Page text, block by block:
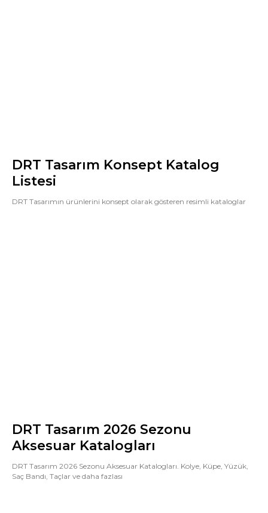
DRT Tasarım Konsept Katalog
Listesi
DRT Tasarımın ürünlerini konsept olarak gösteren resimli kataloglar
DRT Tasarım 2026 Sezonu
Aksesuar Katalogları
DRT Tasarım 2026 Sezonu Aksesuar Katalogları. Kolye, Küpe, Yüzük,
Saç Bandı, Taçlar ve daha fazlası